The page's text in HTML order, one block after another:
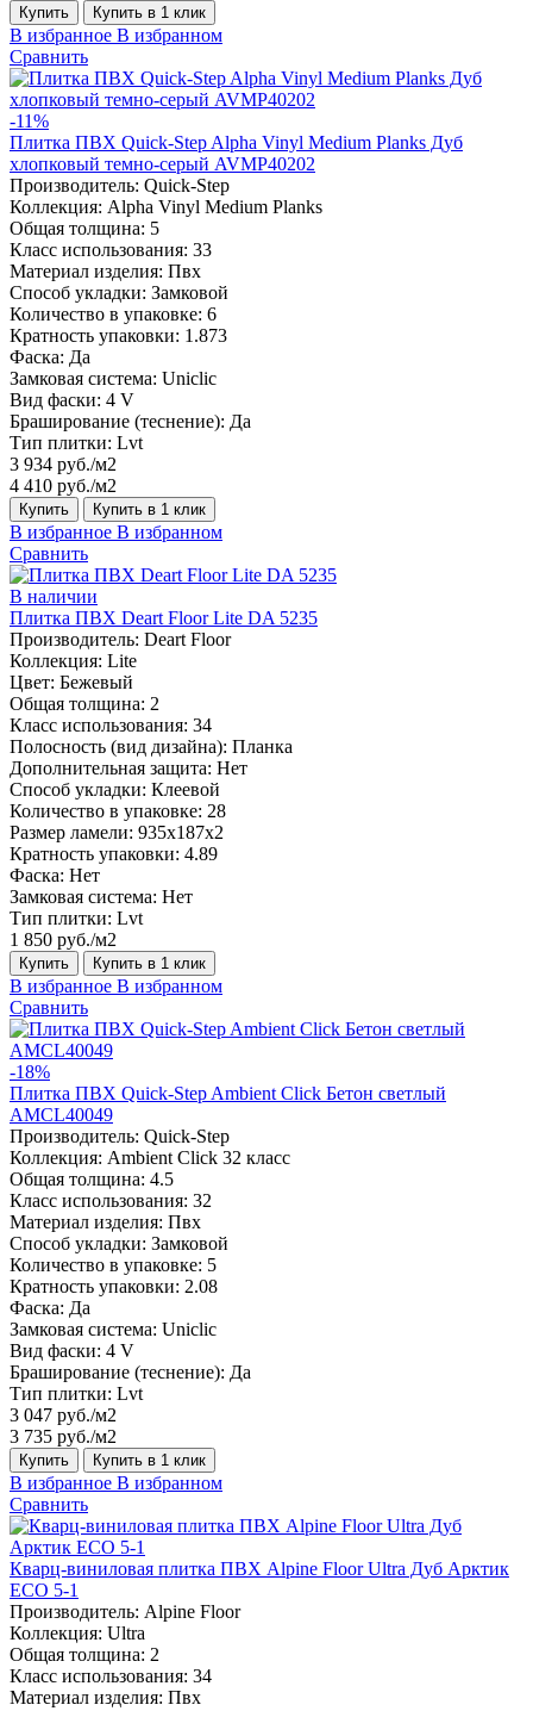
Купить Купить в 1 клик
В избранное В избранном
Сравнить
-11%
Плитка ПВХ Quick-Step Alpha Vinyl Medium Planks Дуб
хлопковый темно-серый AVMP40202
Производитель: Quick-Step
Коллекция: Alpha Vinyl Medium Planks
Общая толщина: 5
Класс использования: 33
Материал изделия: Пвх
Способ укладки: Замковой
Количество в упаковке: 6
Кратность упаковки: 1.873
Фаска: Да
Замковая система: Uniclic
Вид фаски: 4 V
Браширование (теснение): Да
Тип плитки: Lvt
3 934 руб./м2
4 410 руб./м2
Купить Купить в 1 клик
В избранное В избранном
Сравнить
В наличии
Плитка ПВХ Deart Floor Lite DA 5235
Производитель: Deart Floor
Коллекция: Lite
Цвет: Бежевый
Общая толщина: 2
Класс использования: 34
Полосность (вид дизайна): Планка
Дополнительная защита: Нет
Способ укладки: Клеевой
Количество в упаковке: 28
Размер ламели: 935x187x2
Кратность упаковки: 4.89
Фаска: Нет
Замковая система: Нет
Тип плитки: Lvt
1 850 руб./м2
Купить Купить в 1 клик
В избранное В избранном
Сравнить
-18%
Плитка ПВХ Quick-Step Ambient Click Бетон светлый
AMCL40049
Производитель: Quick-Step
Коллекция: Ambient Click 32 класс
Общая толщина: 4.5
Класс использования: 32
Материал изделия: Пвх
Способ укладки: Замковой
Количество в упаковке: 5
Кратность упаковки: 2.08
Фаска: Да
Замковая система: Uniclic
Вид фаски: 4 V
Браширование (теснение): Да
Тип плитки: Lvt
3 047 руб./м2
3 735 руб./м2
Купить Купить в 1 клик
В избранное В избранном
Сравнить
Кварц-виниловая плитка ПВХ Alpine Floor Ultra Дуб Арктик
ECO 5-1
Производитель: Alpine Floor
Коллекция: Ultra
Общая толщина: 2
Класс использования: 34
Материал изделия: Пвх